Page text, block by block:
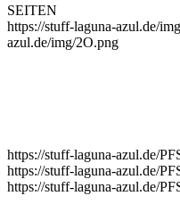
SEITEN
https://stuff-laguna-azul.de/
azul.de/img/2O.png
https://stuff-laguna-azul.de/
https://stuff-laguna-azul.de/
https://stuff-laguna-azul.de/